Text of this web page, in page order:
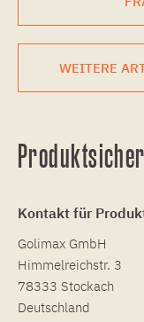
WEITERE
Kontakt für
Golimax GmbH
Himmelreichstr. 3
78333 Stockach
Deutschland